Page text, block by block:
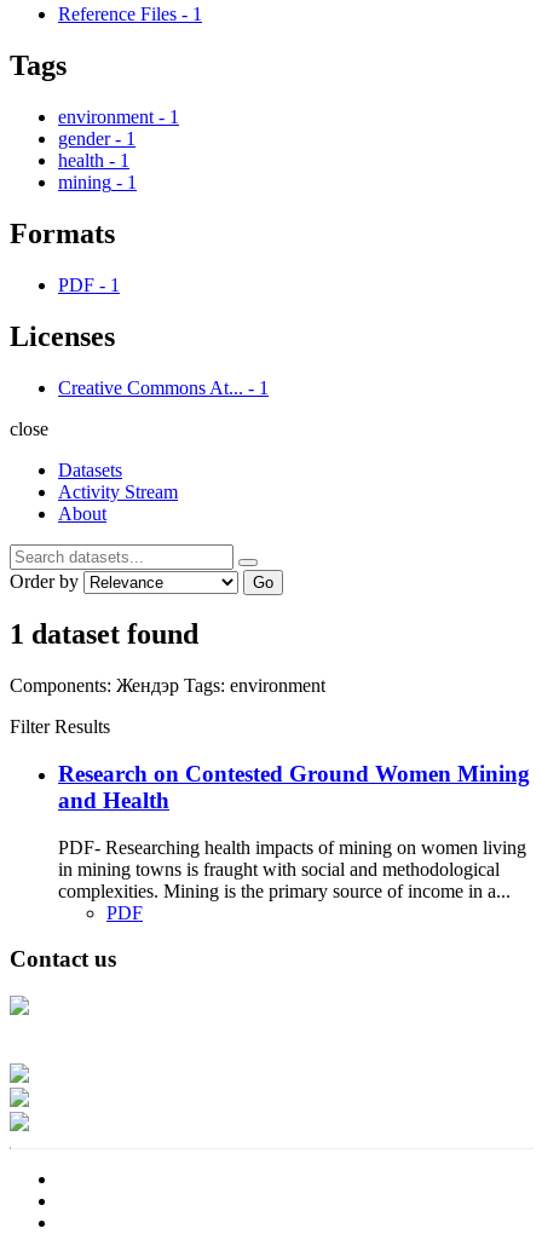
Reference Files - 1
Tags
environment - 1
gender - 1
health - 1
mining - 1
Formats
PDF - 1
Licenses
Creative Commons At... - 1
close
Datasets
Activity Stream
About
Order by Go
1 dataset found
Components: Жендэр Tags: environment
Filter Results
Research on Contested Ground Women Mining
and Health
PDF- Researching health impacts of mining on women living
in mining towns is fraught with social and methodological
complexities. Mining is the primary source of income in a...
PDF
Contact us